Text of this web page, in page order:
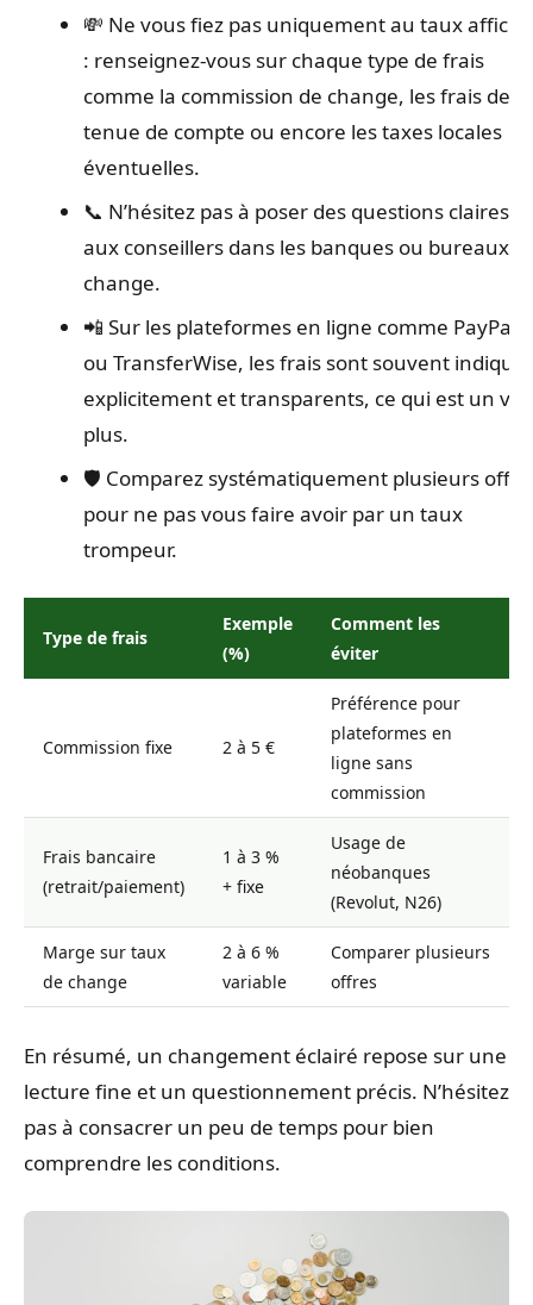
💸 Ne vous fiez pas uniquement au taux affiché
: renseignez-vous sur chaque type de frais
comme la commission de change, les frais de
tenue de compte ou encore les taxes locales
éventuelles.
📞 N’hésitez pas à poser des questions claires
aux conseillers dans les banques ou bureaux
change.
📲 Sur les plateformes en ligne comme PayPal
ou TransferWise, les frais sont souvent
explicitement et transparents, ce qui est un
plus.
🛡️ Comparez systématiquement plusieurs
pour ne pas vous faire avoir par un taux
trompeur.
Type de frais
Exemple
(%)
Comment les
éviter
Commission fixe 2 à 5 €
Préférence pour
plateformes en
ligne sans
commission
Frais bancaire
(retrait/paiement)
1 à 3 %
+ fixe
Usage de
néobanques
(Revolut, N26)
Marge sur taux
de change
2 à 6 %
variable
Comparer plusieurs
offres
En résumé, un changement éclairé repose sur une
lecture fine et un questionnement précis. N’hésitez
pas à consacrer un peu de temps pour bien
comprendre les conditions.